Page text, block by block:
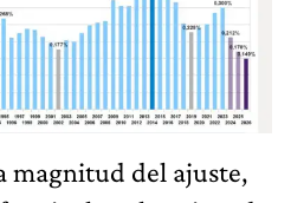
incluso los pisos de